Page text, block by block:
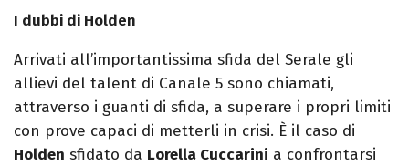
I dubbi di Holden
Arrivati all’importantissima sfida del Serale gli
allievi del talent di Canale 5 sono chiamati,
attraverso i guanti di sfida, a superare i propri limiti
con prove capaci di metterli in crisi. È il caso di
Holden sfidato da Lorella Cuccarini a confrontarsi